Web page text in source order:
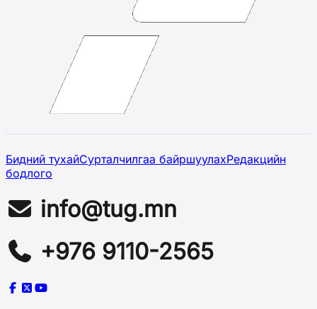
Бидний тухайСурталчилгаа байршуулахРедакцийн
бодлого
info@tug.mn
+976 9110-2565